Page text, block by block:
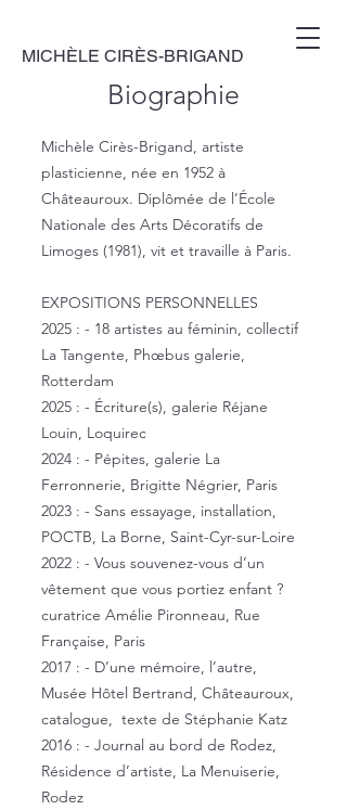
MICHÈLE CIRÈS-BRIGAND
Biographie
Michèle Cirès-Brigand, artiste
plasticienne, née en 1952 à
Châteauroux. Diplômée de l’École
Nationale des Arts Décoratifs de
Limoges (1981), vit et travaille à Paris.
EXPOSITIONS PERSONNELLES
2025 : - 18 artistes au féminin, collectif
La Tangente, Phœbus galerie,
Rotterdam
2025 : - Écriture(s), galerie Réjane
Louin, Loquirec
2024 : - Pépites, galerie La
Ferronnerie, Brigitte Négrier, Paris
2023 : - Sans essayage, installation,
POCTB, La Borne, Saint-Cyr-sur-Loire
2022 : - Vous souvenez-vous d’un
vêtement que vous portiez enfant ?
curatrice Amélie Pironneau, Rue
Française, Paris
2017 : - D’une mémoire, l’autre,
Musée Hôtel Bertrand, Châteauroux,
catalogue, texte de Stéphanie Katz
2016 : - Journal au bord de Rodez,
Résidence d’artiste, La Menuiserie,
Rodez